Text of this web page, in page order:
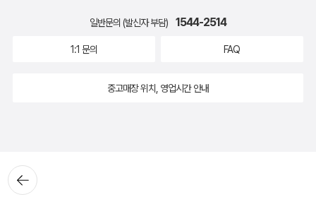
뒤로가
기
일반문의 (발신자 부담) 1544-2514
1:1 문의 FAQ
중고매장 위치, 영업시간 안내